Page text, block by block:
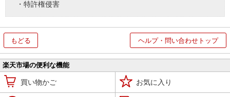
・特許権侵害
もどる ヘルプ・問い合わせトップ
楽天市場の便利な機能
買い物かご お気に入り